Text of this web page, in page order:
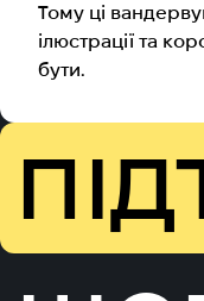
Тому ці
ілюстрації та
бути.